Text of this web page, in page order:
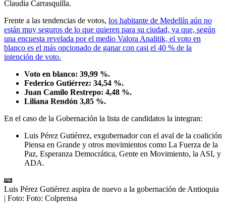
Claudia Carrasquilla.
Frente a las tendencias de votos, los habitante de Medellín aún no
están muy seguros de lo que quieren para su ciudad, ya que, según
una encuesta revelada por el medio Valora Analitik, el voto en
blanco es el más opcionado de ganar con casi el 40 % de la
intención de voto.
Voto en blanco: 39,99 %.
Federico Gutiérrez: 34,54 %.
Juan Camilo Restrepo: 4,48 %.
Liliana Rendón 3,85 %.
En el caso de la Gobernación la lista de candidatos la integran:
Luis Pérez Gutiérrez, exgobernador con el aval de la coalición
Piensa en Grande y otros movimientos como La Fuerza de la
Paz, Esperanza Democrática, Gente en Movimiento, la ASI, y
ADA.
Luis Pérez Gutiérrez aspira de nuevo a la gobernación de Antioquia
| Foto: Foto: Colprensa